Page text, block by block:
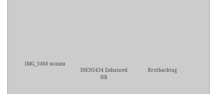
IMG_3460 копия
DSC05434 Enhanced
NR
Brotbacktag